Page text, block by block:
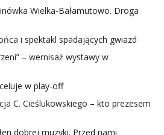
Wielka-Bałamutowo. Droga
i spektakl spadających gwiazd
– wernisaż wystawy w
w play-off
C. Cieślukowskiego – kto prezesem
dobrej muzyki. Przed nami